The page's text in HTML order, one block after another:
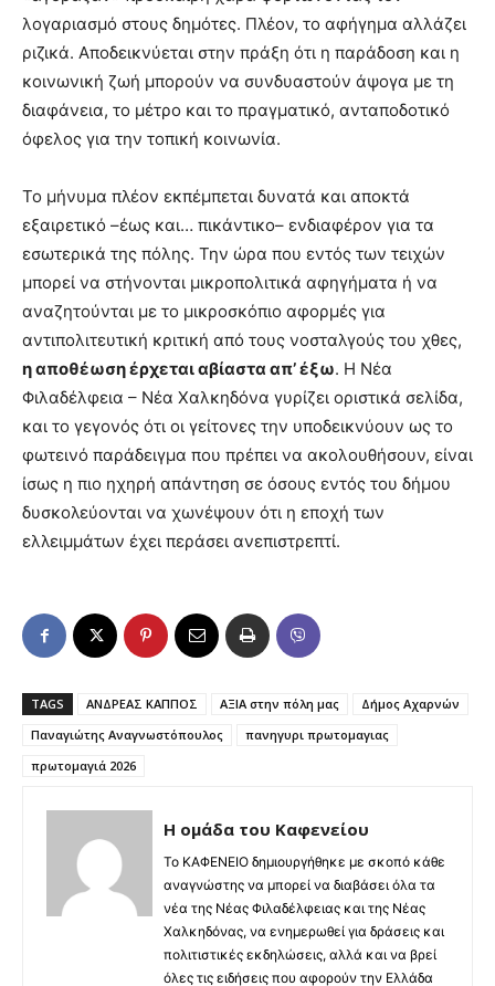
λογαριασμό στους δημότες. Πλέον, το αφήγημα αλλάζει
ριζικά. Αποδεικνύεται στην πράξη ότι η παράδοση και η
κοινωνική ζωή μπορούν να συνδυαστούν άψογα με τη
διαφάνεια, το μέτρο και το πραγματικό, ανταποδοτικό
όφελος για την τοπική κοινωνία.
Το μήνυμα πλέον εκπέμπεται δυνατά και αποκτά
εξαιρετικό –έως και… πικάντικο– ενδιαφέρον για τα
εσωτερικά της πόλης. Την ώρα που εντός των τειχών
μπορεί να στήνονται μικροπολιτικά αφηγήματα ή να
αναζητούνται με το μικροσκόπιο αφορμές για
αντιπολιτευτική κριτική από τους νοσταλγούς του χθες,
η αποθέωση έρχεται αβίαστα απ’ έξω. Η Νέα
Φιλαδέλφεια – Νέα Χαλκηδόνα γυρίζει οριστικά σελίδα,
και το γεγονός ότι οι γείτονες την υποδεικνύουν ως το
φωτεινό παράδειγμα που πρέπει να ακολουθήσουν, είναι
ίσως η πιο ηχηρή απάντηση σε όσους εντός του δήμου
δυσκολεύονται να χωνέψουν ότι η εποχή των
ελλειμμάτων έχει περάσει ανεπιστρεπτί.
TAGS ΑΝΔΡΕΑΣ ΚΑΠΠΟΣ ΑΞΙΑ στην πόλη μας
Δήμος Αχαρνών
Παναγιώτης Αναγνωστόπουλος
πανηγυρι πρωτομαγιας
πρωτομαγιά 2026
Η ομάδα του Καφενείου
Το ΚΑΦΕΝΕΙΟ δημιουργήθηκε με σκοπό κάθε
αναγνώστης να μπορεί να διαβάσει όλα τα
νέα της Νέας Φιλαδέλφειας και της Νέας
Χαλκηδόνας, να ενημερωθεί για δράσεις και
πολιτιστικές εκδηλώσεις, αλλά και να βρεί
όλες τις ειδήσεις που αφορούν την Ελλάδα